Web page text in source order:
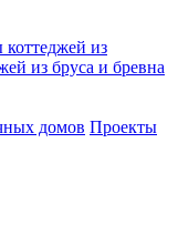
из
из бруса и бревна
домов Проекты